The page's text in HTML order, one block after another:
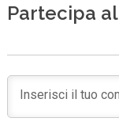
Partecipa